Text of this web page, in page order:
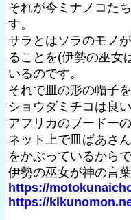
それが今ミナノコた
す。
サラとはソラのモノ
ることを(伊勢の巫女
いるのです。
それで皿の形の帽子
ショウダミチコは良
アフリカのブードー
ネット上で皿ばあさ
をかぶっているからで
伊勢の巫女が神の言
https://
https://